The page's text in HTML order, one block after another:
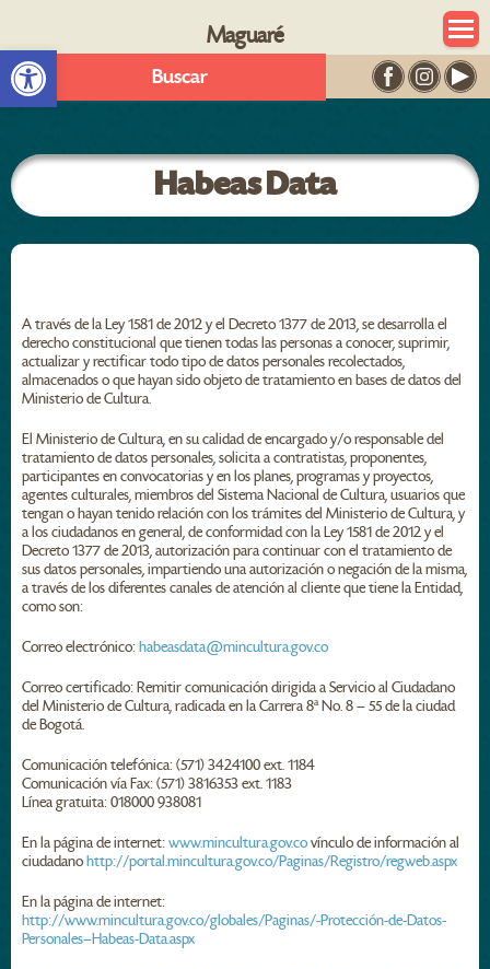
Abrir barra de herramientas
Maguaré
Buscar
Habeas Data
A través de la Ley 1581 de 2012 y el Decreto 1377 de 2013, se desarrolla el
derecho constitucional que tienen todas las personas a conocer, suprimir,
actualizar y rectificar todo tipo de datos personales recolectados,
almacenados o que hayan sido objeto de tratamiento en bases de datos del
Ministerio de Cultura.
El Ministerio de Cultura, en su calidad de encargado y/o responsable del
tratamiento de datos personales, solicita a contratistas, proponentes,
participantes en convocatorias y en los planes, programas y proyectos,
agentes culturales, miembros del Sistema Nacional de Cultura, usuarios que
tengan o hayan tenido relación con los trámites del Ministerio de Cultura, y
a los ciudadanos en general, de conformidad con la Ley 1581 de 2012 y el
Decreto 1377 de 2013, autorización para continuar con el tratamiento d​e
sus datos personales, impartiendo una autorización o negación de la misma,
a través de los diferentes canales de atención al cliente que tiene la Entidad,
como son:
Correo electrónico:habeasdata@mincultura.gov.co
Correo certificado: Remitir comunicación dirigida a Servicio al Ciudadano
del Ministerio de Cultura, radicada en la Carrera 8ª No. 8 – 55 de la ciudad
de Bogotá.
Comunicación telefónica: (571) 3424100 ext. 1184
Comunicación vía Fax: (571) 3816353 ext. 1183
Línea gratuita: 018000 938081
En la página de internet:www.mincultura.gov.covínculo de información al
ciudadanohttp://portal.mincultura.gov.co/Paginas/Registro/regweb.aspx
En la página de internet:
http://www.mincultura.gov.co/globales/Paginas/-Protección-de-Datos-
Personales—Habeas-Data.aspx